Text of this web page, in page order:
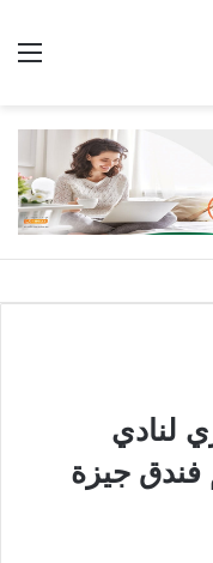
لنادي
فندق جيزة